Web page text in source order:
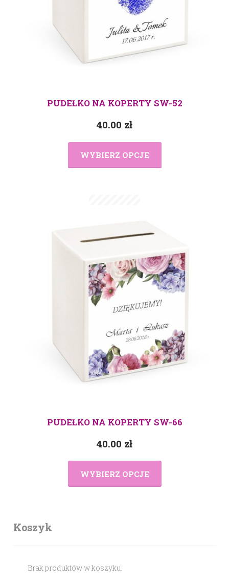
PUDEŁKO NA KOPERTY SW-52
40.00 zł
WYBIERZ OPCJE
PUDEŁKO NA KOPERTY SW-66
40.00 zł
WYBIERZ OPCJE
Koszyk
Brak produktów w koszyku.